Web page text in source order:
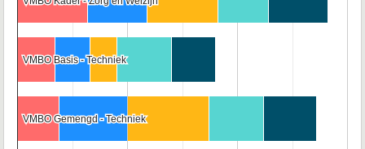
VMBO Basis - Techniek
VMBO Basis - Techniek
VMBO Gemengd - Techniek
VMBO Gemengd - Techniek